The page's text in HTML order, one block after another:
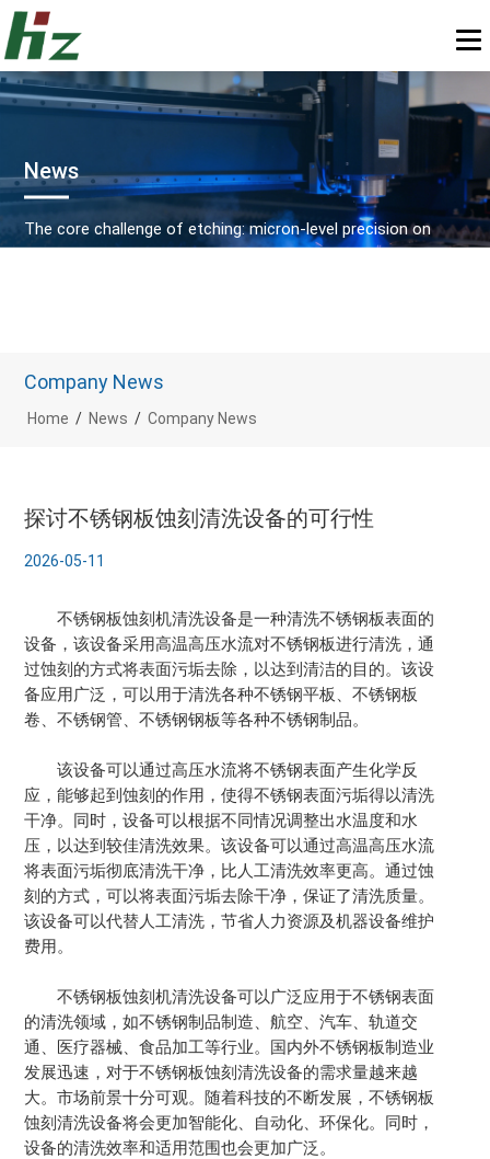
News
The core challenge of etching: micron-level precision on
metal via chemical or physical means.
Company News
Home / News / Company News
探讨不锈钢板蚀刻清洗设备的可行性
2026-05-11
不锈钢板蚀刻机清洗设备是一种清洗不锈钢板表面的
设备，该设备采用高温高压水流对不锈钢板进行清洗，通
过蚀刻的方式将表面污垢去除，以达到清洁的目的。该设
备应用广泛，可以用于清洗各种不锈钢平板、不锈钢板
卷、不锈钢管、不锈钢钢板等各种不锈钢制品。
该设备可以通过高压水流将不锈钢表面产生化学反
应，能够起到蚀刻的作用，使得不锈钢表面污垢得以清洗
干净。同时，设备可以根据不同情况调整出水温度和水
压，以达到较佳清洗效果。该设备可以通过高温高压水流
将表面污垢彻底清洗干净，比人工清洗效率更高。通过蚀
刻的方式，可以将表面污垢去除干净，保证了清洗质量。
该设备可以代替人工清洗，节省人力资源及机器设备维护
费用。
不锈钢板蚀刻机清洗设备可以广泛应用于不锈钢表面
的清洗领域，如不锈钢制品制造、航空、汽车、轨道交
通、医疗器械、食品加工等行业。国内外不锈钢板制造业
发展迅速，对于不锈钢板蚀刻清洗设备的需求量越来越
大。市场前景十分可观。随着科技的不断发展，不锈钢板
蚀刻清洗设备将会更加智能化、自动化、环保化。同时，
设备的清洗效率和适用范围也会更加广泛。